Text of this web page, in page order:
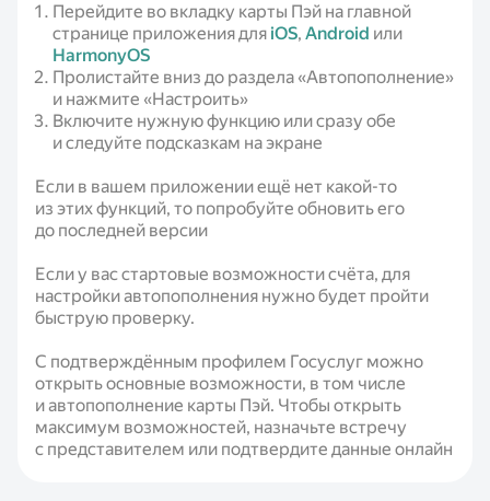
Перейдите во вкладку карты Пэй на главной
странице приложения дляiOS, Android или
HarmonyOS
Пролистайте вниз до раздела «Автопополнение»
и нажмите «Настроить»
Включите нужную функцию или сразу обе
и следуйте подсказкам на экране
Если в вашем приложении ещё нет какой-то
из этих функций, то попробуйте обновить его
до последней версии
Если у вас стартовые возможности счёта, для
настройки автопополнения нужно будет пройти
быструю проверку.
С подтверждённым профилем Госуслуг можно
открыть основные возможности, в том числе
и автопополнение карты Пэй. Чтобы открыть
максимум возможностей, назначьте встречу
с представителем или подтвердите данные онлайн